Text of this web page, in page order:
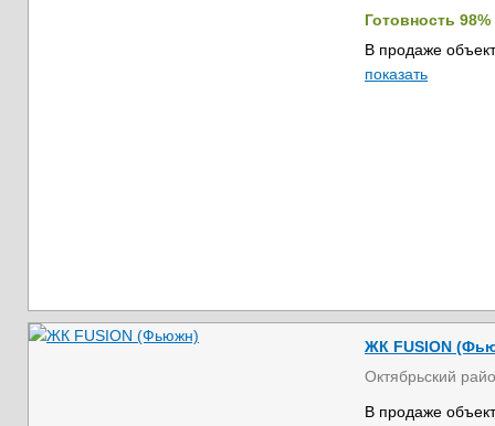
Готовность 98%
В продаже
показать
ЖК FUSION
Октябрьский
В продаже